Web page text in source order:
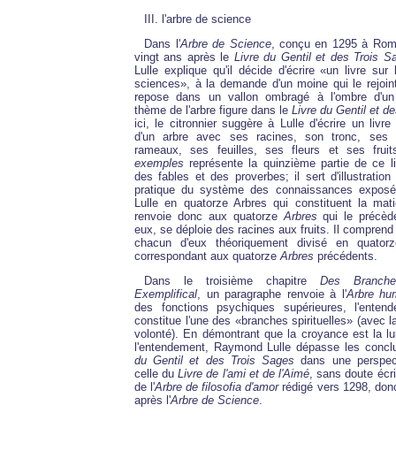
III. l'arbre de science
Dans l'Arbre de Science, conçu en 1295 à
vingt ans après le Livre du Gentil et des Trois
Lulle explique qu'il décide d'écrire «un livre sur
sciences», à la demande d'un moine qui le
repose dans un vallon ombragé à l'ombre
thème de l'arbre figure dans le Livre du Gentil et
ici, le citronnier suggère à Lulle d'écrire un livre
d'un arbre avec ses racines, son tronc, ses
rameaux, ses feuilles, ses fleurs et ses
exemples représente la quinzième partie de ce
des fables et des proverbes; il sert
pratique du système des connaissances
Lulle en quatorze Arbres qui constituent la
renvoie donc aux quatorzeArbres qui le
eux, se déploie des racines aux fruits. Il
chacun d'eux théoriquement divisé en
correspondant aux quatorzeArbres précédents.
Dans le troisième chapitreDes
Exemplifical, un paragraphe renvoie à l'Arbre
des fonctions psychiques supérieures,
constitue l'une des «branches spirituelles» (avec
volonté). En démontrant que la croyance est la
l'entendement, Raymond Lulle dépasse les
du Gentil et des Trois Sages dans une
celle duLivre de l'ami et de l'Aimé, sans doute
de l'Arbre de filosofia d'amorrédigé vers 1298,
après l'Arbre de Science.